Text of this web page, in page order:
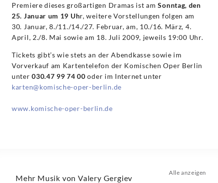
Premiere dieses großartigen Dramas ist amSonntag, den
25. Januar um 19 Uhr, weitere Vorstellungen folgen am
30. Januar, 8./11./14./27. Februar, am, 10./16. März, 4.
April, 2./8. Mai sowie am 18. Juli 2009, jeweils 19:00 Uhr.
Tickets gibt’s wie stets an der Abendkasse sowie im
Vorverkauf am Kartentelefon der Komischen Oper Berlin
unter030.47 99 74 00 oder im Internet unter
karten@komische-oper-berlin.de
www.komische-oper-berlin.de
Mehr Musik von Valery Gergiev
Alle anzeigen